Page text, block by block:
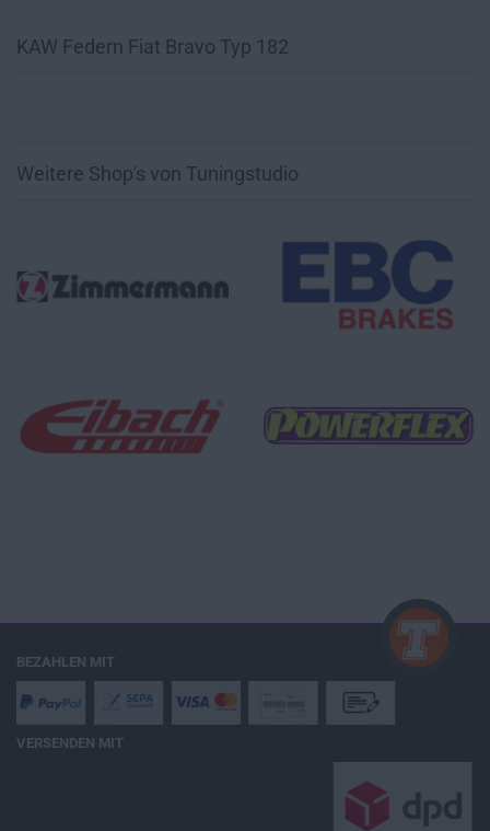
KAW Federn Fiat Bravo Typ 182
Weitere Shop's von Tuningstudio
BEZAHLEN MIT
VERSENDEN MIT